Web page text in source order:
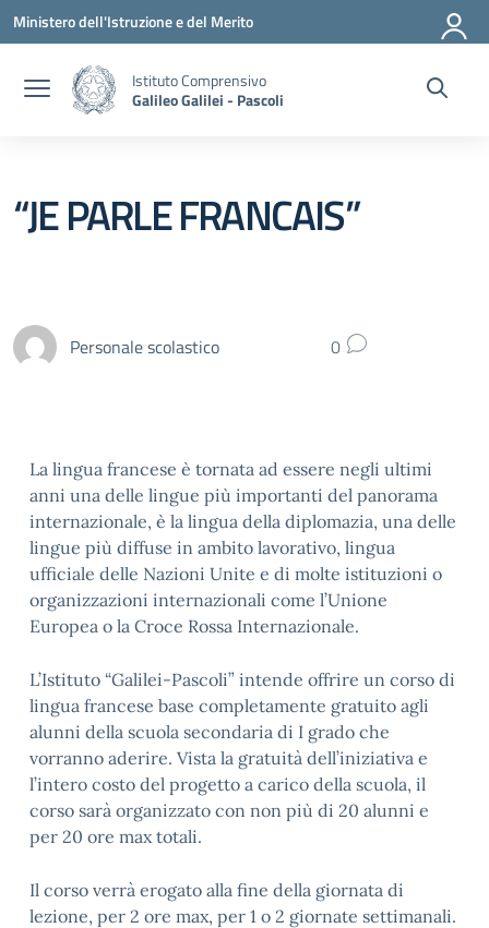
Vai ai contenuti
Vai al menu di navigazione
Vai al footer
Ministero dell'Istruzione e del Merito
Istituto Comprensivo
Galileo Galilei - Pascoli
“JE PARLE FRANCAIS”
Personale scolastico 0
La lingua francese è tornata ad essere negli ultimi
anni una delle lingue più importanti del panorama
internazionale, è la lingua della diplomazia, una delle
lingue più diffuse in ambito lavorativo, lingua
ufficiale delle Nazioni Unite e di molte istituzioni o
organizzazioni internazionali come l’Unione
Europea o la Croce Rossa Internazionale.
L’Istituto “Galilei-Pascoli” intende offrire un corso di
lingua francese base completamente gratuito agli
alunni della scuola secondaria di I grado che
vorranno aderire. Vista la gratuità dell’iniziativa e
l’intero costo del progetto a carico della scuola, il
corso sarà organizzato con non più di 20 alunni e
per 20 ore max totali.
Il corso verrà erogato alla fine della giornata di
lezione, per 2 ore max, per 1 o 2 giornate settimanali.